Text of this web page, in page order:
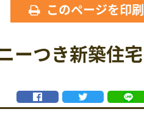
ーつき新築住宅
このページを印刷